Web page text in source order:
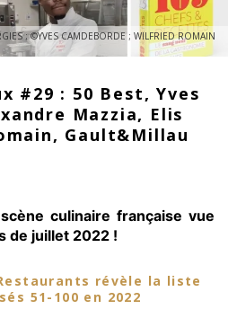
; ©YVES CAMDEBORDE ; WILFRIED ROMAIN
#29 : 50 Best, Yves
Mazzia, Elis
Gault&Millau
culinaire française vue
de juillet 2022 !
révèle la liste
51-100 en 2022